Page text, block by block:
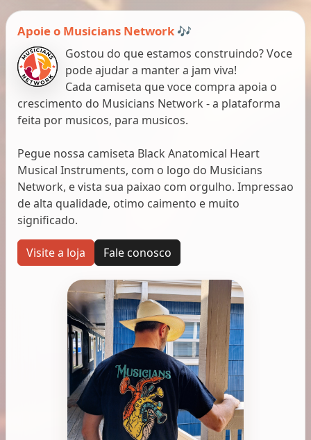
Apoie o Musicians Network 🎶
Gostou do que estamos construindo? Voce
pode ajudar a manter a jam viva!
Cada camiseta que voce compra apoia o
crescimento do Musicians Network - a plataforma
feita por musicos, para musicos.
Pegue nossa camiseta Black Anatomical Heart
Musical Instruments, com o logo do Musicians
Network, e vista sua paixao com orgulho. Impressao
de alta qualidade, otimo caimento e muito
significado.
Visite a loja Fale conosco